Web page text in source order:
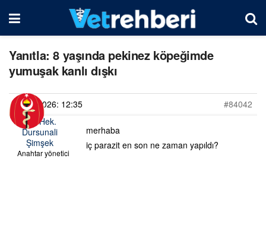
Yanıtla: 8 yaşında pekinez köpeğimde
yumuşak kanlı dışkı
28/06/2026: 12:35
#84042
Vet. Hek.
Dursunali
Şimşek
Anahtar yönetici
merhaba
iç parazit en son ne zaman yapıldı?